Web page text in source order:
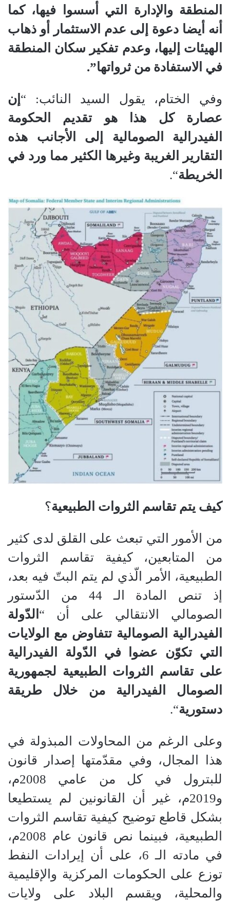
المنطقة والإدارة التي أسسوا فيها، كما
أنه أيضا دعوة إلى عدم الاستثمار أو ذهاب
الهيئات إليها، وعدم تفكير سكان المنطقة
في الاستفادة من ثرواتها”.
وفي الختام، يقول السيد النائب: “ إن
عصارة كل هذا هو تقديم الحكومة
الفيدرالية الصومالية إلى الأجانب هذه
التقارير الغريبة وغيرها الكثير مما ورد في
الخريطة“.
كيف يتم تقاسم الثروات الطبيعية؟
من الأمور التي تبعث على القلق لدى كثير
من المتابعين، كيفية تقاسم الثروات
الطبيعية، الأمر الّذي لم يتم البتّ فيه بعد،
إذ تنص المادة الـ 44 من الدّستور
الصومالي الانتقالي على أن “ الدّولة
الفيدرالية الصومالية تتفاوض مع الولايات
التي تكوّن عضوا في الدّولة الفيدرالية
على تقاسم الثروات الطبيعية لجمهورية
الصومال الفيدرالية من خلال طريقة
دستورية“.
وعلى الرغم من المحاولات المبذولة في
هذا المجال، وفي مقدّمتها إصدار قانون
للبترول في كل من عامي 2008م،
و2019م، غير أن القانونين لم يستطيعا
بشكل قاطع توضيح كيفية تقاسم الثروات
الطبيعية، فبينما نص قانون عام 2008م،
في مادته الـ 6، على أن إيرادات النفط
توزع على الحكومات المركزية والإقليمية
والمحلية، ويقسم البلاد على ولايات